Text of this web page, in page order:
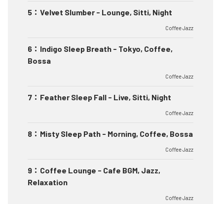
5 ： Velvet Slumber - Lounge, Sitti, Night
Coffee Jazz
6 ： Indigo Sleep Breath - Tokyo, Coffee,
Bossa
Coffee Jazz
7 ： Feather Sleep Fall - Live, Sitti, Night
Coffee Jazz
8 ： Misty Sleep Path - Morning, Coffee, Bossa
Coffee Jazz
9 ： Coffee Lounge - Cafe BGM, Jazz,
Relaxation
Coffee Jazz